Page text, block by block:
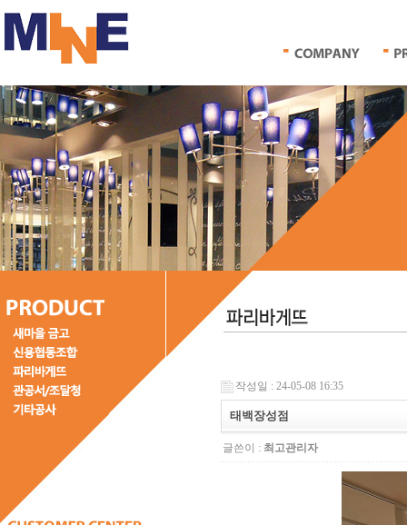
작성일 : 24-05-08 16:35
태백장성점
글쓴이 : 최고관리자